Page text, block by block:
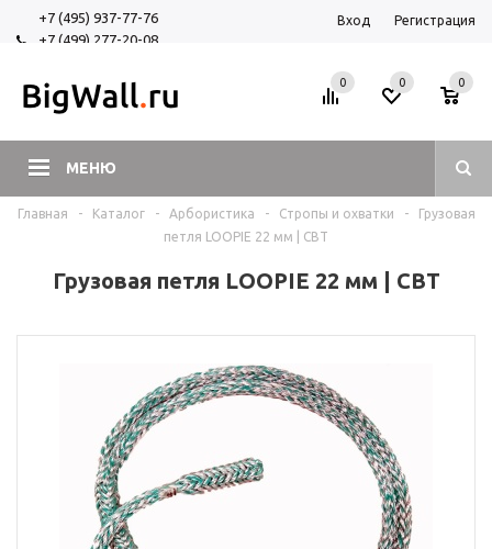
+7 (495) 937-77-76
+7 (499) 277-20-08
Вход Регистрация
МЕНЮ
0 0
0
Главная - Каталог - Арбористика - Стропы и охватки -
Грузовая
петля LOOPIE 22 мм | СВТ
Грузовая петля LOOPIE 22 мм | СВТ